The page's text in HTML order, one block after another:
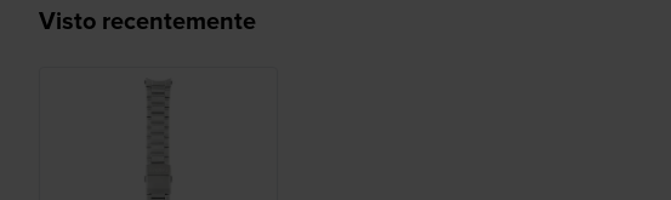
Visto recentemente